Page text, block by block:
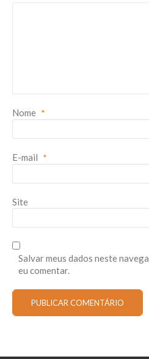
Nome *
E-mail *
Site
Salvar meus dados neste
eu comentar.